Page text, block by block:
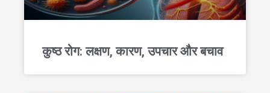
कुष्ठ रोग: लक्षण, कारण, उपचार और बचाव